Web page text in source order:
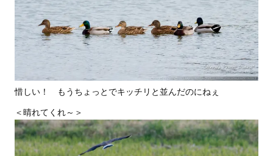
惜しい！ もうちょっとでキッチリと並んだのにねぇ
＜晴れてくれ～＞